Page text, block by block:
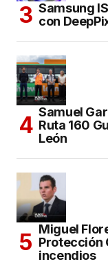
Samsung
con
Samuel
Ruta 160
León
Miguel
Protección
incendios